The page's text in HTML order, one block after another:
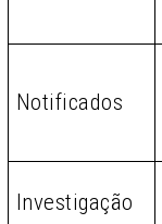
Notificados
Investigação